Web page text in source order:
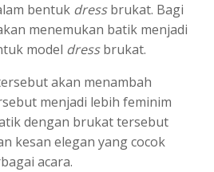
bentuk dressbrukat. Bagi
menemukan batik menjadi
model dressbrukat.
akan menambah
menjadi lebih feminim
dengan brukat tersebut
kesan elegan yang cocok
acara.